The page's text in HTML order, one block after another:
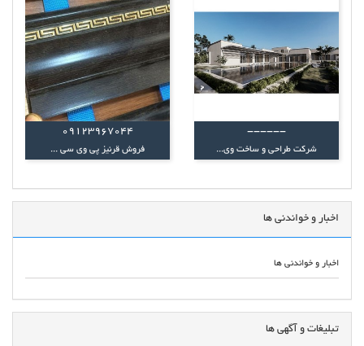
------
شرکت طراحی و ساخت وی...
09123967044
فروش قرنیز پی وی سی ...
اخبار و خواندنی ها
اخبار و خواندنی ها
تبلیغات و آگهی ها